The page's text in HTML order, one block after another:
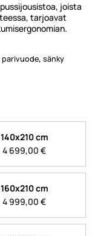
joista
tarjoavat
parivuode, sänky
140x210 cm
4 699,00 €
160x210 cm
4 999,00 €